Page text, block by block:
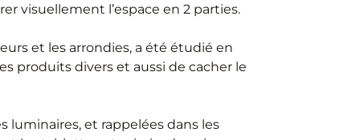
visuellement l’espace en 2 parties.
et les arrondies, a été étudié en
produits divers et aussi de cacher le
luminaires, et rappelées dans les